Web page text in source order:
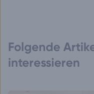
Folgende
interessieren